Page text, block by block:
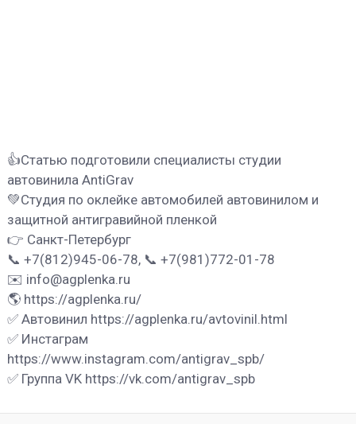
👍Статью подготовили специалисты студии
автовинила AntiGrav
💚Студия по оклейке автомобилей автовинилом и
защитной антигравийной пленкой
👉 Санкт-Петербург
📞 +7(812)945-06-78, 📞 +7(981)772-01-78
✉️ info@agplenka.ru
🌎 https://agplenka.ru/
✅ Автовинил https://agplenka.ru/avtovinil.html
✅ Инстаграм
https://www.instagram.com/antigrav_spb/
✅ Группа VK https://vk.com/antigrav_spb